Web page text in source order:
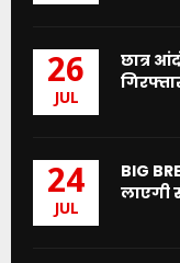
26
JUL
छात्र
24
JUL
BIG
लाएगी